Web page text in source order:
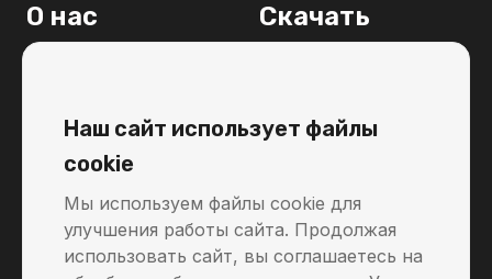
О нас
Связаться с нами
Поддержка
Скачать
Android
Raspbian 12
Наш сайт использует файлы
cookie
Мы используем файлы cookie для
улучшения работы сайта. Продолжая
использовать сайт, вы соглашаетесь на